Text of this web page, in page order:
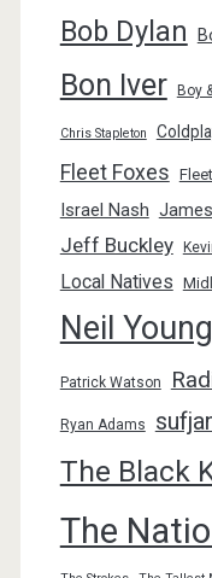
Bob Dylan
Bon Iver Boy
Chris Stapleton
Fleet Foxes
Israel Nash
Jeff Buckley
Local Natives
Neil Young
Patrick Watson
Ryan Adams
The Black
The